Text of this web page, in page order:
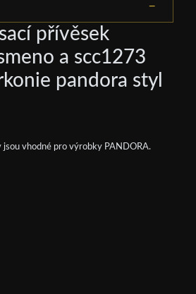
přívěsek
a scc1273
pandora styl
jsou vhodné pro výrobky PANDORA.